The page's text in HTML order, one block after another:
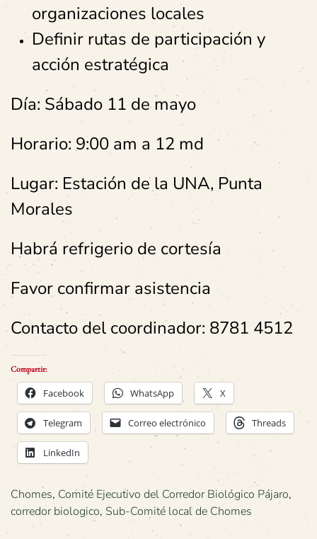
organizaciones locales
Definir rutas de participación y
acción estratégica
Día: Sábado 11 de mayo
Horario: 9:00 am a 12 md
Lugar: Estación de la UNA, Punta
Morales
Habrá refrigerio de cortesía
Favor confirmar asistencia
Contacto del coordinador: 8781 4512
Compartir:
Facebook WhatsApp X
Telegram Correo electrónico Threads
LinkedIn
Chomes, Comité Ejecutivo del Corredor Biológico Pájaro,
corredor biologico, Sub-Comité local de Chomes